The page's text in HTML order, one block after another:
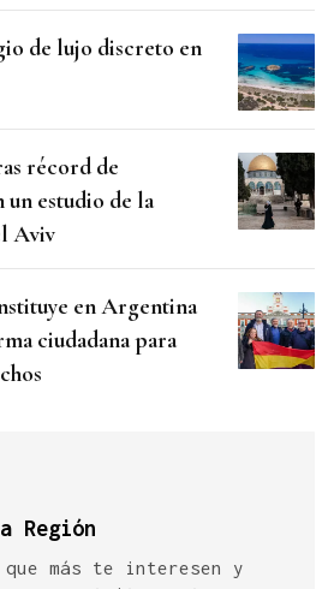
de lujo discreto en
récord de
un estudio de la
Aviv
en Argentina
ciudadana para
Región
más te interesen y